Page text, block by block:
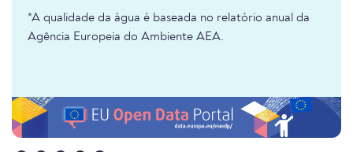
*A qualidade da água é baseada no relatório anual da
Agência Europeia do Ambiente AEA.